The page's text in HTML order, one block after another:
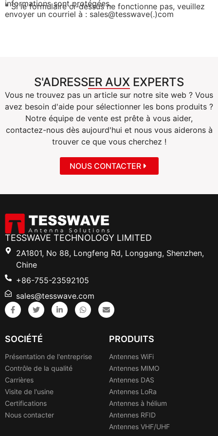
informations sont protégées.
* Si le formulaire ci-dessus ne fonctionne pas, veuillez
envoyer un courriel à : sales@tesswave(.)com
S'ADRESSER AUX EXPERTS
Vous ne trouvez pas un article sur notre site web ? Vous
avez besoin d'aide pour sélectionner les bons produits ?
Notre équipe de vente est prête à vous aider,
contactez-nous dès aujourd'hui et nous vous aiderons à
trouver ce que vous cherchez !
NOUS CONTACTER
TESSWAVE TECHNOLOGY LIMITED
2A1801, No 88, Longfeng Rd, Longgang, Shenzhen,
Chine
+86-755-23592105
sales@tesswave.com
SOCIÉTÉ
Présentation de l'entreprise
Contrôle de la qualité
Carrières
Visite de l'usine
Certifications
Nous contacter
PRODUITS
Antennes WiFi
Antennes MIMO
Antennes DAS
Antennes LoRa
Antennes à hélium
Antennes RFID
Antennes VHF/UHF